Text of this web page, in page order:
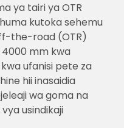
ya tairi ya OTR
kutoka sehemu
the-road (OTR)
4000 mm kwa
ufanisi pete za
hii inasaidia
wa goma na
usindikaji